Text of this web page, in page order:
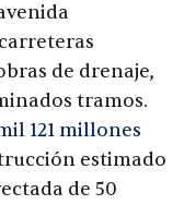
de drenaje,
tramos.
121 millones
estimado
de 50